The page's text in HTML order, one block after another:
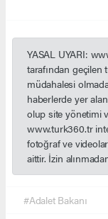
YASAL UYARI:
tarafından geçilen
müdahalesi
haberlerde yer
olup site yönetimi
www.turk360.tr
fotoğraf ve
aittir. İzin
#Adalet Bakanı